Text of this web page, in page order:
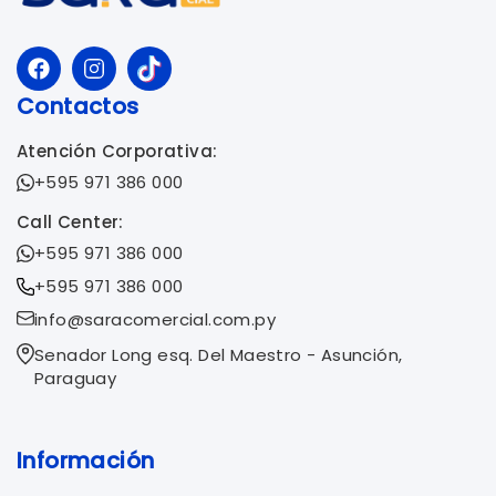
Contactos
Atención Corporativa:
+595 971 386 000
Call Center:
+595 971 386 000
+595 971 386 000
info@saracomercial.com.py
Senador Long esq. Del Maestro - Asunción,
Paraguay
Información